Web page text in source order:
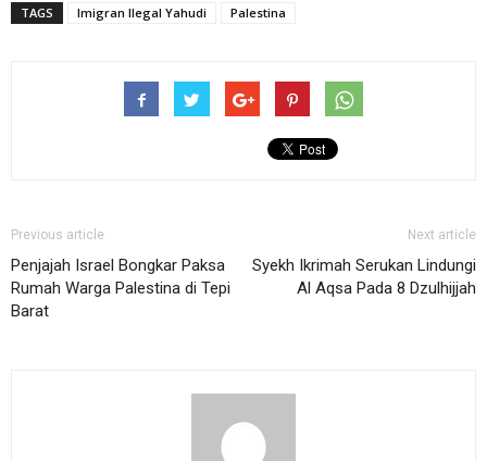
TAGS Imigran Ilegal Yahudi Palestina
Previous article
Penjajah Israel Bongkar Paksa
Rumah Warga Palestina di Tepi
Barat
Next article
Syekh Ikrimah Serukan Lindungi
Al Aqsa Pada 8 Dzulhijjah